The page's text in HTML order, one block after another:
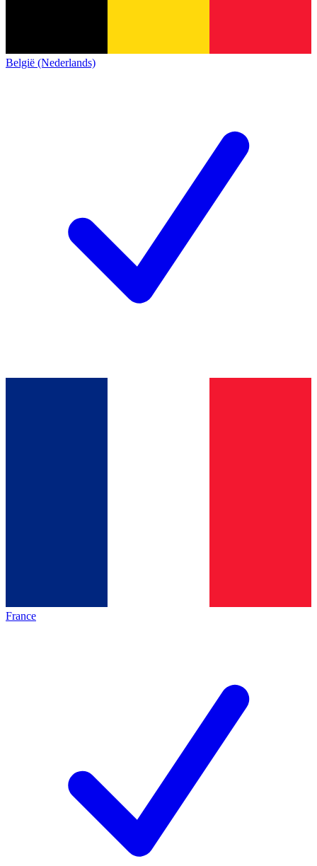
België (Nederlands)
France